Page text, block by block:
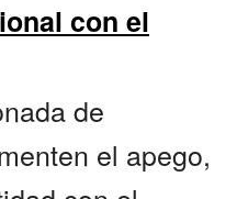
con el
de
el apego,